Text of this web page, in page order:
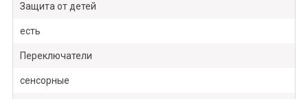
Защита от детей
есть
Переключатели
сенсорные